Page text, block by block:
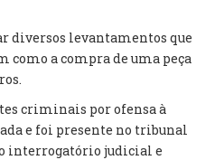
diversos levantamentos que
como a compra de uma peça
criminais por ofensa à
e foi presente no tribunal
interrogatório judicial e